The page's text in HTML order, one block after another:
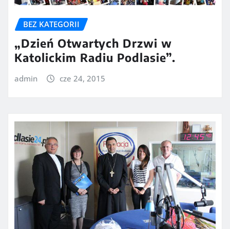
BEZ KATEGORII
„Dzień Otwartych Drzwi w
Katolickim Radiu Podlasie”.
admin cze 24, 2015